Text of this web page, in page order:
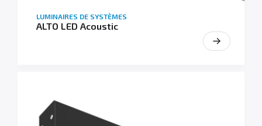
LUMINAIRES DE SYSTÈMES
ALTO LED Acoustic